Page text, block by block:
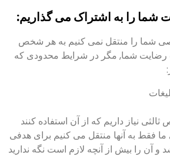
شما را به اشتراک می گذاریم:
شما را منتقل نمی کنیم به هر شخص
رضایت شما, مگر در شرایط محدودی که
نیاز داریم که از آن استفاده کنند
فقط به آنها منتقل می کنیم برای هدفی
و آن را بیش از آنچه لازم است نگه ندارید